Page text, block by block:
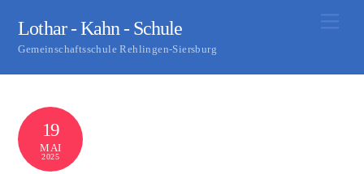
content
Lothar - Kahn - Schule
Gemeinschaftsschule Rehlingen-Siersburg
19
MAI
2025